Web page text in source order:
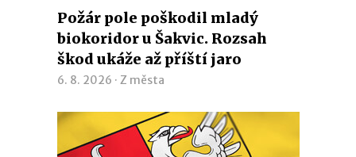
Požár pole poškodil mladý
biokoridor u Šakvic. Rozsah
škod ukáže až příští jaro
6. 8. 2026 · Z města